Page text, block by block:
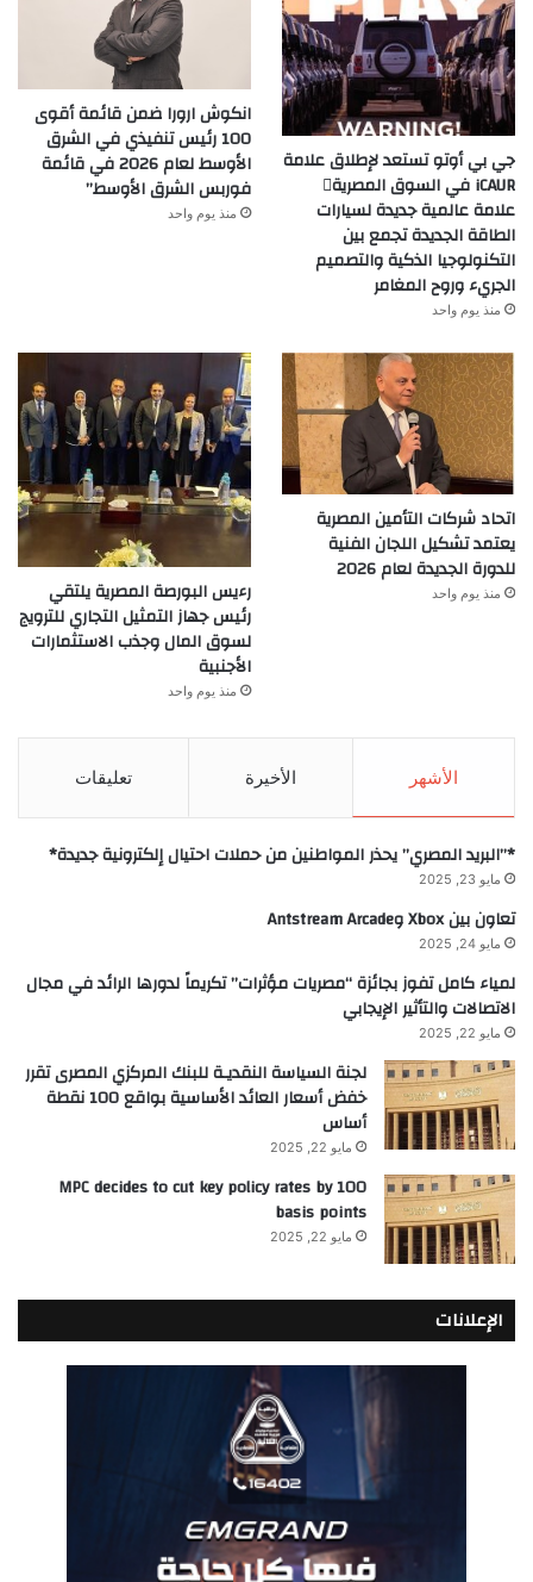
جي بي أوتو تستعد لإطلاق علامة
iCAUR في السوق المصرية
علامة عالمية جديدة لسيارات
الطاقة الجديدة تجمع بين
التكنولوجيا الذكية والتصميم
الجريء وروح المغامر
منذ يوم واحد
انكوش ارورا ضمن قائمة أقوى
100 رئيس تنفيذي في الشرق
الأوسط لعام 2026 في قائمة
فوربس الشرق الأوسط”
منذ يوم واحد
اتحاد شركات التأمين المصرية
يعتمد تشكيل اللجان الفنية
للدورة الجديدة لعام 2026
منذ يوم واحد
رءيس البورصة المصرية يلتقي
رئيس جهاز التمثيل التجاري للترويج
لسوق المال وجذب الاستثمارات
الأجنبية
منذ يوم واحد
الأشهر الأخيرة تعليقات
*”البريد المصري” يحذر المواطنين من حملات احتيال إلكترونية جديدة*
مايو 23, 2025
تعاون بين Xbox وAntstream Arcade
مايو 24, 2025
لمياء كامل تفوز بجائزة “مصريات مؤثرات” تكريماً لدورها الرائد في مجال
الاتصالات والتأثير الإيجابي
مايو 22, 2025
لجنة السياسة النقديـة للبنك المركزي المصرى تقرر
خفض أسعار العائد الأساسية بواقع 100 نقطة
أساس
مايو 22, 2025
MPC decides to cut key policy rates by 100
basis points
مايو 22, 2025
الإعلانات